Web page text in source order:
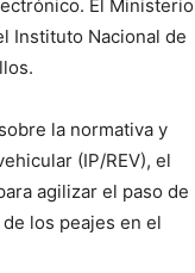
El Ministerio
Instituto Nacional de
la normativa y
(IP/REV), el
agilizar el paso de
los peajes en el